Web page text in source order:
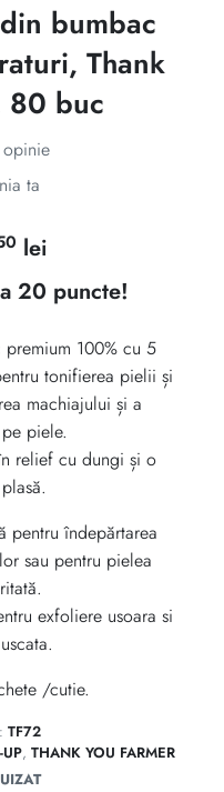
bumbac
Thank
80 buc
opinie
ta
leiPrețul
curent
1950 lei.
20 puncte!
100% cu 5
tonifierea pielii și
machiajului și a
piele.
relief cu dungi și o
pentru îndepărtarea
sau pentru pielea
exfoliere usoara si
/cutie.
TF72
, THANK YOU FARMER